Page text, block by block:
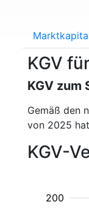
KGV
KGV zum
Gemäß den
von 2025
KGV-
200